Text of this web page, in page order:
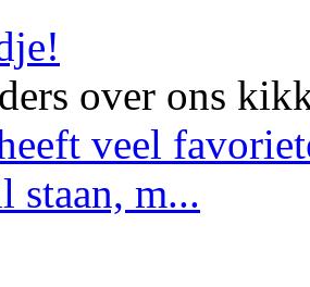
over ons
veel
staan, m...